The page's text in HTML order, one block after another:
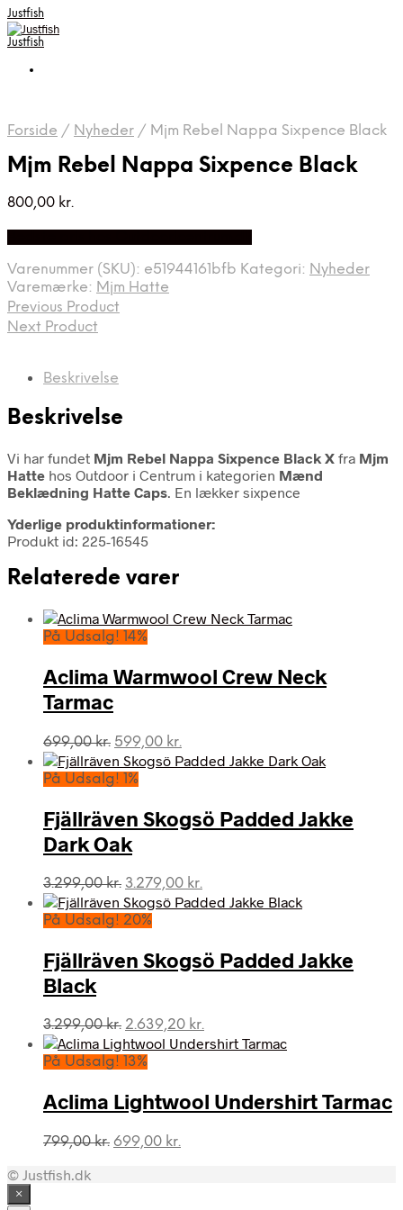
Justfish
Justfish
Forside / Nyheder / Mjm Rebel Nappa Sixpence Black
Mjm Rebel Nappa Sixpence Black
800,00 kr.
Varenummer (SKU): e51944161bfb Kategori: Nyheder
Varemærke: Mjm Hatte
Previous Product
Next Product
Beskrivelse
Beskrivelse
Vi har fundet Mjm Rebel Nappa Sixpence Black X fra Mjm
Hatte hos Outdoor i Centrum i kategorien Mænd
Beklædning Hatte Caps. En lækker sixpence
Yderlige produktinformationer:
Produkt id: 225-16545
Relaterede varer
På Udsalg! 14%
Aclima Warmwool Crew Neck
Tarmac
699,00kr. Den
oprindelige
pris
699,00 kr..
599,00 kr.
aktuelle
599,00 kr..
På Udsalg! 1%
Fjällräven Skogsö Padded Jakke
Dark Oak
3.299,00kr. Den
oprindelige
pris
3.299,00 kr..
3.279,00 kr.
aktuelle
3.279,00 kr..
På Udsalg! 20%
Fjällräven Skogsö Padded Jakke
Black
3.299,00kr. Den
oprindelige
pris
3.299,00 kr..
2.639,20 kr.
aktuelle
2.639,20 kr..
På Udsalg! 13%
Aclima Lightwool Undershirt Tarmac
799,00kr. Den
699,00 kr.
© Justfish.dk
×